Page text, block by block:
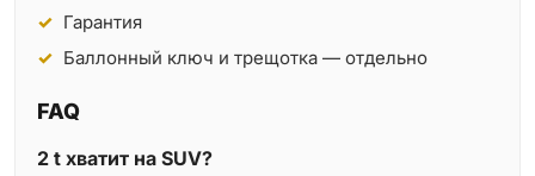
Гарантия
Баллонный ключ и трещотка — отдельно
FAQ
2 t хватит на SUV?